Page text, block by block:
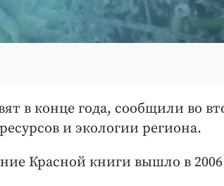
в конце года, сообщили во
и экологии региона.
Красной книги вышло в